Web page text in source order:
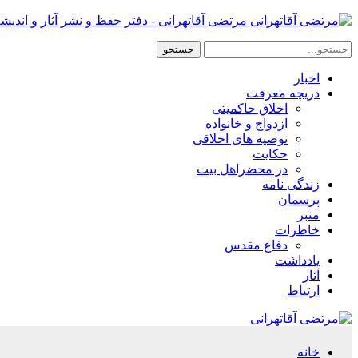
مرتضی آقاتهرانی - دفتر حفظ و نشر آثار و
اخبار
دریچه معرفت
اخلاق حاکمیتی
ازدواج و خانواده
توصیه های اخلاقی
حکایت
در محضراهل بیت
زندگی نامه
پرسمان
منبر
خاطرات
دفاع مقدس
یادداشت
آثار
ارتباط
خانه